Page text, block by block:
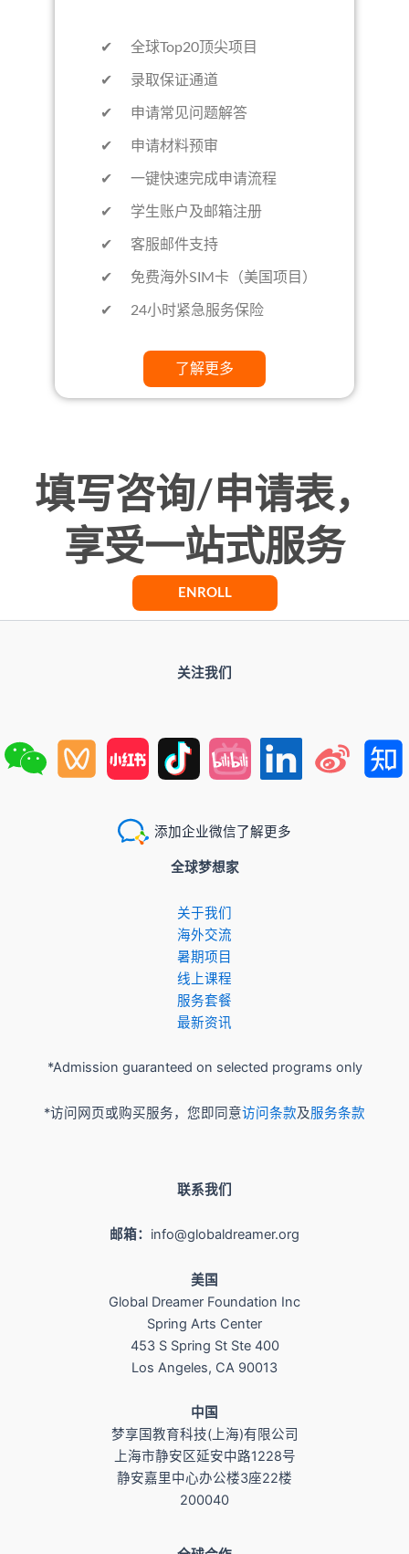
✔ 全球Top20顶尖项目
✔ 录取保证通道
✔ 申请常见问题解答
✔ 申请材料预审
✔ 一键快速完成申请流程
✔ 学生账户及邮箱注册
✔ 客服邮件支持
✔ 免费海外SIM卡（美国项目）
✔ 24小时紧急服务保险
了解更多
填写咨询/申请表，
享受一站式服务
ENROLL
关注我们
添加企业微信了解更多
全球梦想家
关于我们
​海外交流
暑期项目
​线上课程
服务套餐
最新资讯
*Admission guaranteed on selected programs only
*访问网页或购买服务，您即同意访问条款及服务条款
联系我们
邮箱： info@globaldreamer.org
美国
Global Dreamer Foundation Inc
Spring Arts Center
453 S Spring St Ste 400
Los Angeles, CA 90013
​中国
梦享国教育科技(上海)有限公司
上海市静安区延安中路1228号
静安嘉里中心办公楼3座22楼
200040